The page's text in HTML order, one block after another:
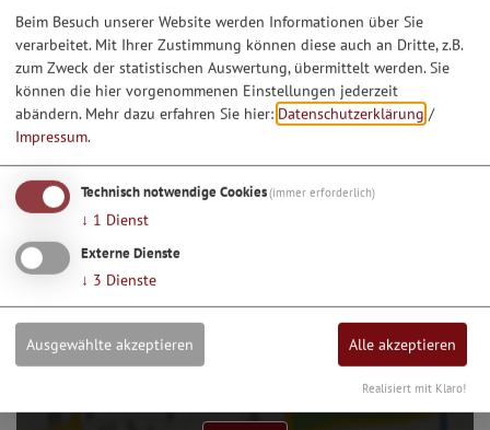
Weihnachtsfeier und Kappenabend
Lage
Zeige in Karte
Beim Besuch unserer Website werden Informationen über Sie
verarbeitet. Mit Ihrer Zustimmung können diese auch an Dritte, z.B.
zum Zweck der statistischen Auswertung, übermittelt werden. Sie
können die hier vorgenommenen Einstellungen jederzeit
abändern. Mehr dazu erfahren Sie hier: Datenschutzerklärung /
Impressum.
Technisch notwendige Cookies(immer erforderlich)
↓ 1 Dienst
Externe Dienste
↓ 3 Dienste
Ausgewählte akzeptieren Alle akzeptieren
Realisiert mit Klaro!